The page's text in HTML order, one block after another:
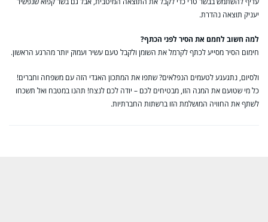
יעניק תוצאה נהדרת.
למה חשוב לחמם את הסיר לפני הכתף?
חימום הסיר מסייע לכתף לקרמל את השומן ולקבל טעם עשיר ועמוק יותר מהרגע הראשון.
ולסיום, נתגעגע לטעמים הנפלאים? שתפו את המתכון האגדי הזה עם משפחה וחברים!
כל מי שטועם את המנה הזו, מבטיחים לכם – יודה לכם לנצח! תהנו במטבח ואל תשכחו
לשתף את החוויה המושלמת הזו ברשתות החברתיות.